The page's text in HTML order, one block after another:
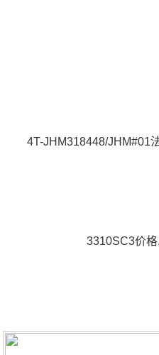
4T-JHM318448/JHM#01
3310SC3价